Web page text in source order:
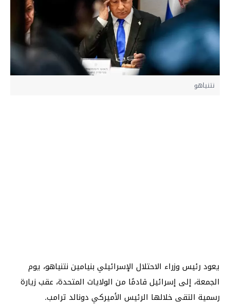
نتنياهو
يعود رئيس وزراء الاحتلال الإسرائيلي بنيامين نتنياهو، يوم
الجمعة، إلى إسرائيل قادمًا من الولايات المتحدة، عقب زيارة
رسمية التقى خلالها الرئيس الأميركي دونالد ترامب.